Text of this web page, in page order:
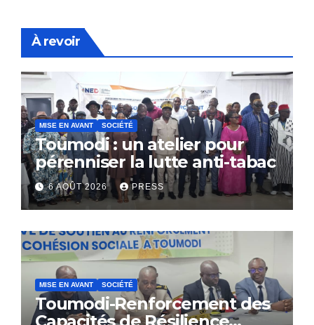
À revoir
MISE EN AVANT SOCIÉTÉ
Toumodi : un atelier pour
pérenniser la lutte anti-tabac
6 AOÛT 2026 PRESS
MISE EN AVANT SOCIÉTÉ
Toumodi-Renforcement des